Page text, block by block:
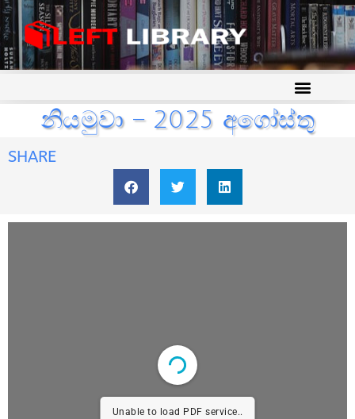
නියමුවා – 2025 අගෝස්තු
SHARE
Unable to load PDF service..